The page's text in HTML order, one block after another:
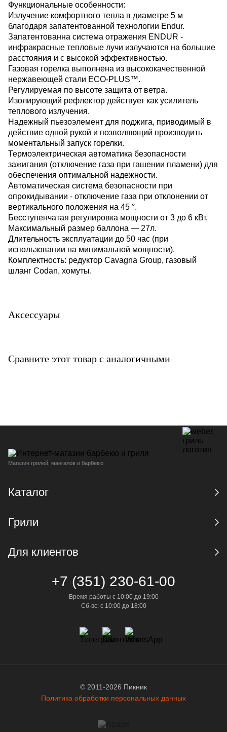
Функциональные особенности:
Излучение комфортного тепла в диаметре 5 м
благодаря запатентованной технологии Endur.
Запатентованна система отражения ENDUR -
инфракрасные тепловые лучи излучаются на большие
расстояния и с высокой эффективностью.
Газовая горелка выполнена из высококачественной
нержавеющей стали ECO-PLUS™.
Регулируемая по высоте защита от ветра.
Изолирующий рефлектор действует как усилитель
теплового излучения.
Надежный пьезоэлемент для поджига, приводимый в
действие одной рукой и позволяющий производить
моментальный запуск горелки.
Термоэлектрическая автоматика безопасности
зажигания (отключение газа при гашении пламени) для
обеспечения оптимальной надежности.
Автоматическая система безопасности при
опрокидывании - отключение газа при отклонении от
вертикального положения на 45 °.
Бесступенчатая регулировка мощности от 3 до 6 кВт.
Максимальный размер баллона — 27л.
Длительность эксплуатации до 50 час (при
использовании на минимальной мощности).
Комплектность: редуктор Cavagna Group, газовый
шланг Codan, хомуты.
Аксессуары
Сравните этот товар с аналогичными
Магазин грилей, мангалов и барбекю
Каталог
Грили
Для клиентов
+7 (351) 230-61-00
Время работы с 10:00 до 19:00
Сб-вс: с 10:00 до 18:00
© 2011-2026 Пикник
Политика обработки персональных данных